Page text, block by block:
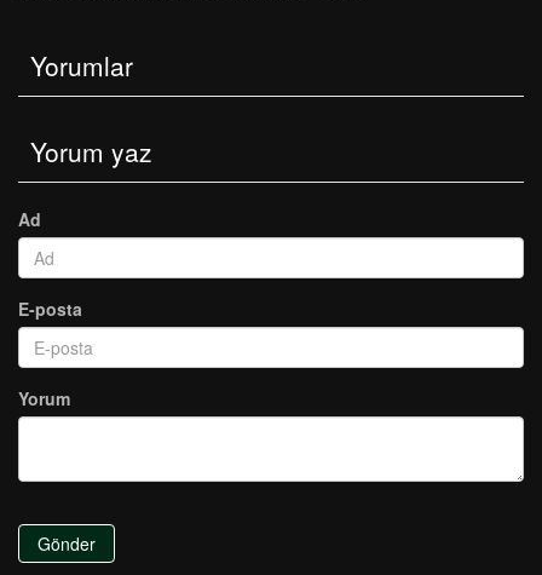
Yorumlar
Yorum yaz
Ad
E-posta
Yorum
Gönder